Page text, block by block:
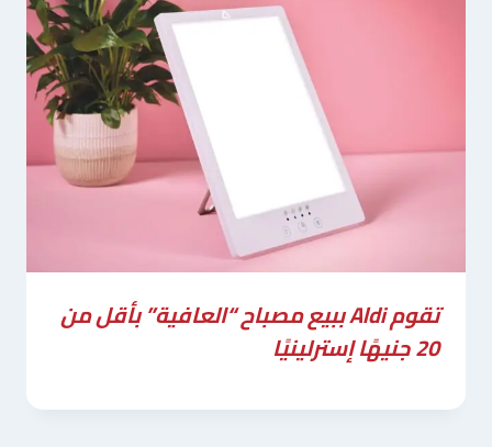
تقوم Aldi ببيع مصباح “العافية” بأقل من
20 جنيهًا إسترلينيًا